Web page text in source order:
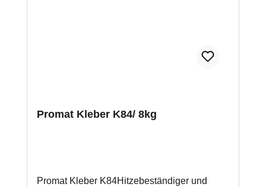
Promat Kleber K84/ 8kg
Promat Kleber K84Hitzebeständiger und